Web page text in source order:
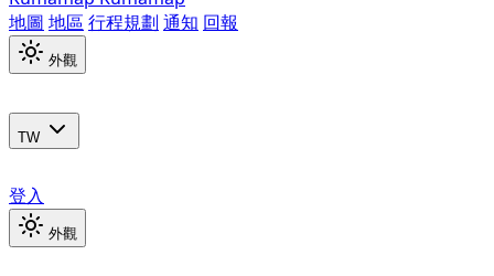
地圖 地區 行程規劃 通知 回報
外觀
TW
登入
外觀